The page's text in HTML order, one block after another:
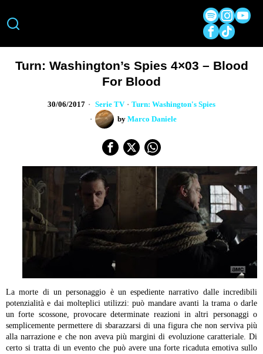
Turn: Washington’s Spies 4×03 – Blood
For Blood
30/06/2017 Serie TV · Turn: Washington's Spies
by Marco Daniele
La morte di un personaggio è un espediente narrativo dalle incredibili
potenzialità e dai molteplici utilizzi: può mandare avanti la trama o darle
un forte scossone, provocare determinate reazioni in altri personaggi o
semplicemente permettere di sbarazzarsi di una figura che non serviva più
alla narrazione e che non aveva più margini di evoluzione caratteriale. Di
certo si tratta di un evento che può avere una forte ricaduta emotiva sullo